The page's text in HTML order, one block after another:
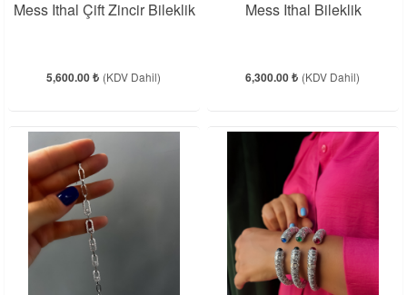
Mess Ithal Çift Zincir Bileklik
5,600.00 ₺ (KDV Dahil)
Mess Ithal Bileklik
6,300.00 ₺ (KDV Dahil)